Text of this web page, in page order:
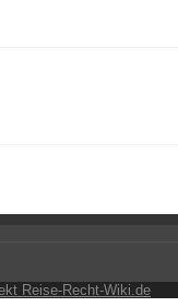
Reise-Recht-Wiki.de